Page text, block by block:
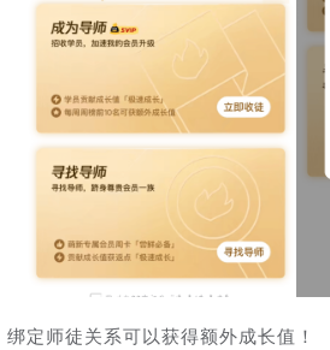
定师徒关系可以获得额外成长值！